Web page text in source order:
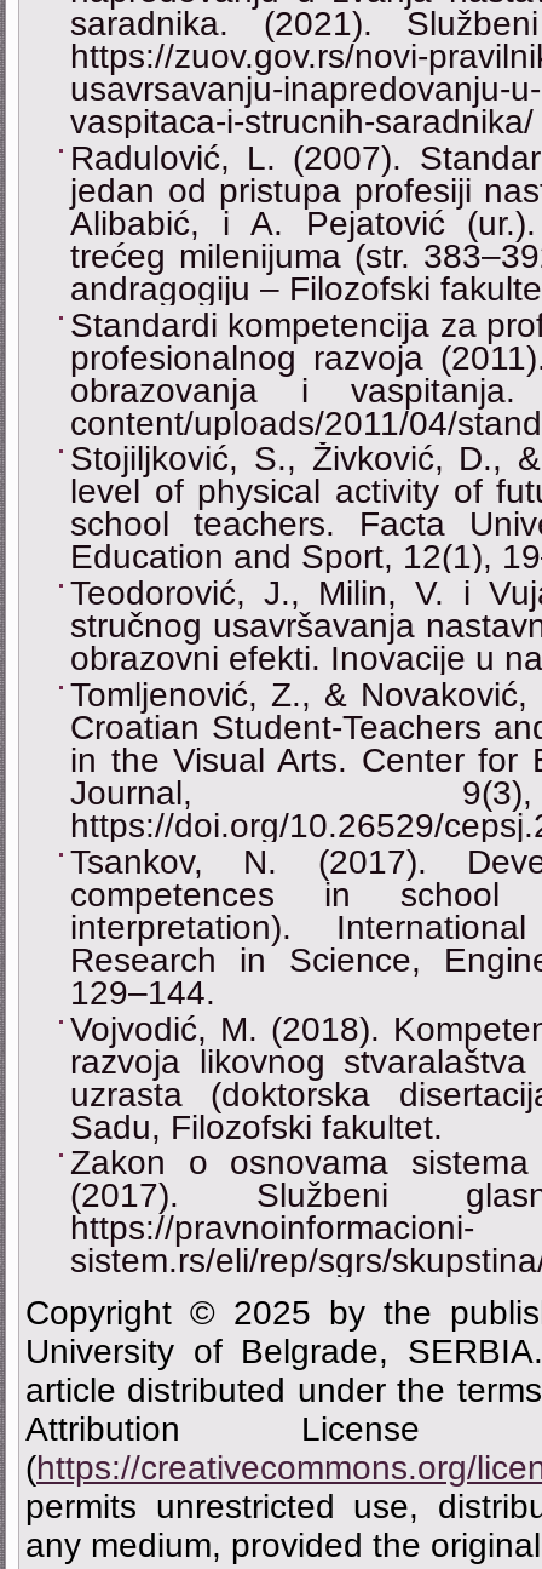
saradnika. (2021).
https://zuov.gov.rs/novi-
usavrsavanju-inapredovanju-
vaspitaca-i-strucnih-saradnika/
Radulović, L. (2007).
jedan od pristupa profesiji
Alibabić, i A. Pejatović
trećeg milenijuma (str.
andragogiju – Filozofski
Standardi kompetencija za
profesionalnog razvoja
obrazovanja i vaspitanja.
content/uploads/2011/04/
Stojiljković, S., Živković, D.,
level of physical activity of
school teachers. Facta
Education and Sport, 12(1),
Teodorović, J., Milin, V. i
stručnog usavršavanja
obrazovni efekti. Inovacije u
Tomljenović, Z., &
Croatian Student-Teachers
in the Visual Arts. Center for
Journal,
https://doi.org/10.26529/
Tsankov, N. (2017).
competences in school
interpretation).
Research in Science,
129–144.
Vojvodić, M. (2018).
razvoja likovnog
uzrasta (doktorska
Sadu, Filozofski fakultet.
Zakon o osnovama
(2017). Službeni
https://pravnoinformacioni-
sistem.rs/eli/rep/sgrs/
Copyright © 2025 by the
University of Belgrade,
article distributed under the
Attribution
(https://creativecommons.org/
permits unrestricted use,
any medium, provided the